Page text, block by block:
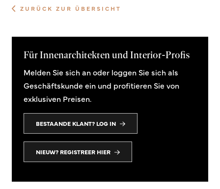
ZURÜCK ZUR ÜBERSICHT
Für Innenarchitekten und Interior-Profis
Melden Sie sich an oder loggen Sie sich als
Geschäftskunde ein und profitieren Sie von
exklusiven Preisen.
BESTAANDE KLANT? LOG IN
NIEUW? REGISTREER HIER